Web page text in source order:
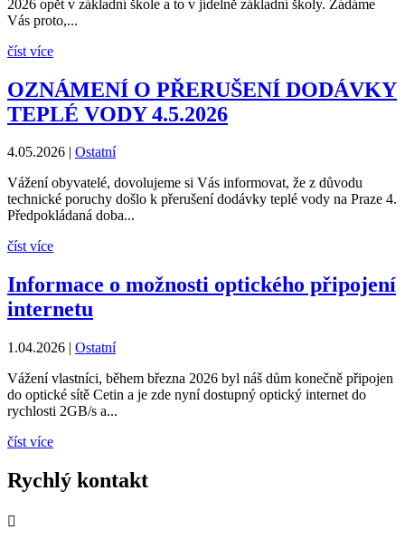
2026 opět v základní škole a to v jídelně základní školy. Žádáme
Vás proto,...
číst více
OZNÁMENÍ O PŘERUŠENÍ DODÁVKY
TEPLÉ VODY 4.5.2026
4.05.2026 | Ostatní
Vážení obyvatelé, dovolujeme si Vás informovat, že z důvodu
technické poruchy došlo k přerušení dodávky teplé vody na Praze 4.
Předpokládaná doba...
číst více
Informace o možnosti optického připojení
internetu
1.04.2026 | Ostatní
Vážení vlastníci, během března 2026 byl náš dům konečně připojen
do optické sítě Cetin a je zde nyní dostupný optický internet do
rychlosti 2GB/s a...
číst více
Rychlý kontakt
